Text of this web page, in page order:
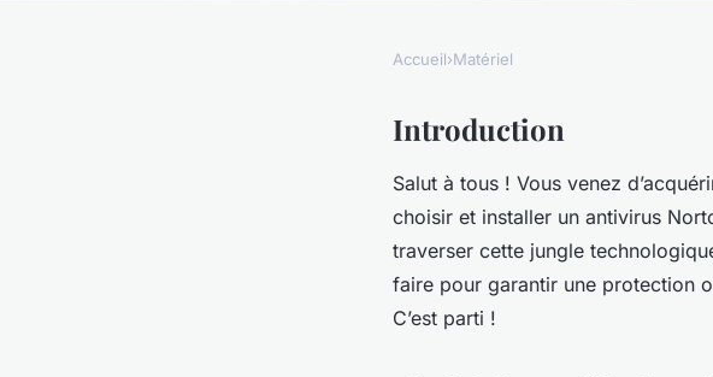
Comment choisir et
antivirus Norton sur un
pour une protection
Accueil›Matériel
Introduction
Salut à tous ! Vous venez
choisir et installer un antivirus
traverser cette jungle
faire pour garantir une protection
C’est parti !